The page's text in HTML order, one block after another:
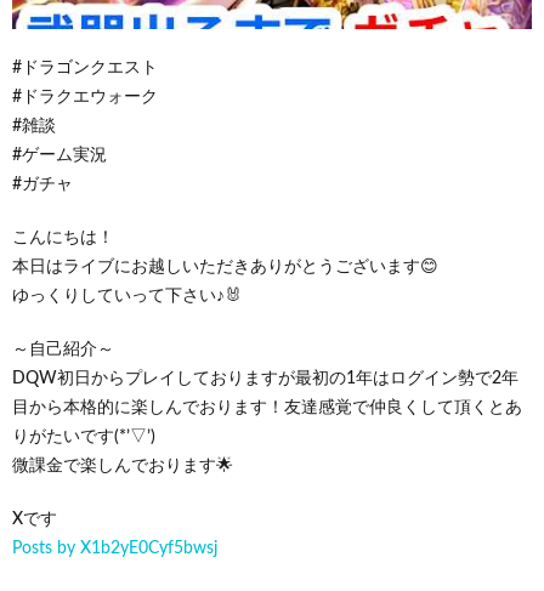
#ドラゴンクエスト
#ドラクエウォーク
#雑談
#ゲーム実況
#ガチャ
こんにちは！
本日はライブにお越しいただきありがとうございます😊
ゆっくりしていって下さい♪🐰
～自己紹介～
DQW初日からプレイしておりますが最初の1年はログイン勢で2年
目から本格的に楽しんでおります！友達感覚で仲良くして頂くとあ
りがたいです(*’▽’)
微課金で楽しんでおります🌟
Xです
Posts by X1b2yE0Cyf5bwsj